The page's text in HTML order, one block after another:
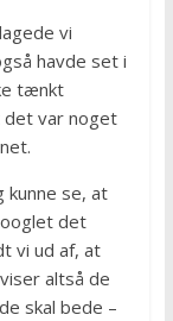
vi
havde set i
tænkt
var noget
kunne se, at
det
vi ud af, at
altså de
skal bede –